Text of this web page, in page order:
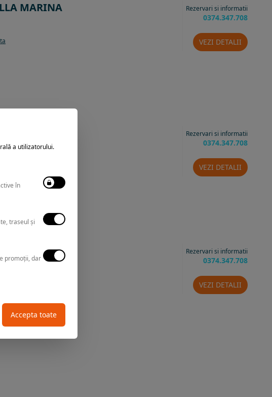
MARINA Rezervari si informatii
0374.347.708
VEZI DETALII
Rezervari si informatii
0374.347.708
VEZI DETALII
Rezervari si informatii
0374.347.708
VEZI DETALII
a utilizatorului.
în
traseul și
promoții, dar
Accepta toate